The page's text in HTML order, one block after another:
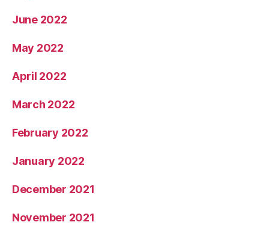
June 2022
May 2022
April 2022
March 2022
February 2022
January 2022
December 2021
November 2021